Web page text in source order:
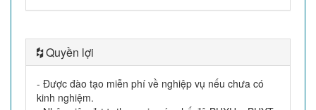
Quyền lợi
- Được đào tạo miễn phí về nghiệp vụ nếu chưa có
kinh nghiệm.